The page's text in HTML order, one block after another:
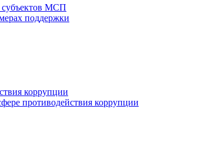
субъектов МСП
поддержки
коррупции
противодействия коррупции